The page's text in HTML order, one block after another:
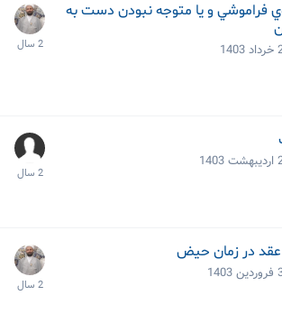
فراموشي و يا متوجه نبودن دست به
در زمان حیض